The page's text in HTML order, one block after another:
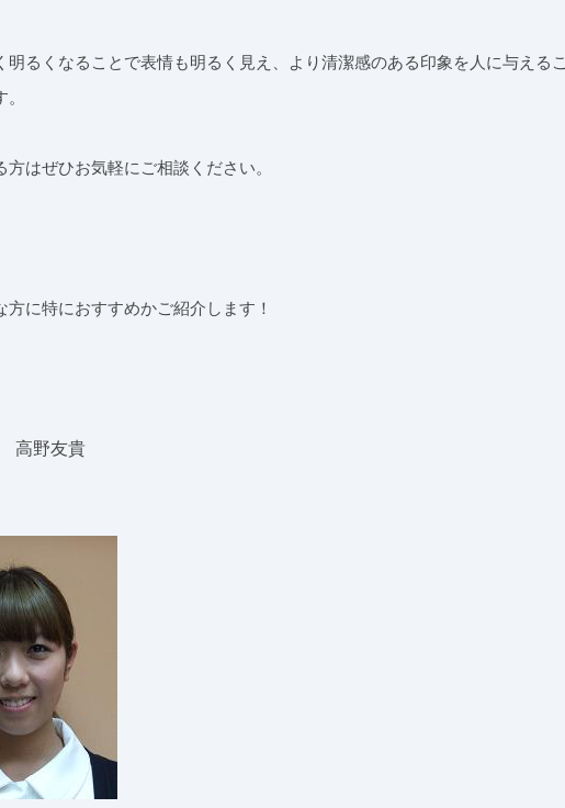
明るくなることで表情も明るく見え、より清潔感のある印象を人に与えるこ
方はぜひお気軽にご相談ください。
方に特におすすめかご紹介します！
高野友貴